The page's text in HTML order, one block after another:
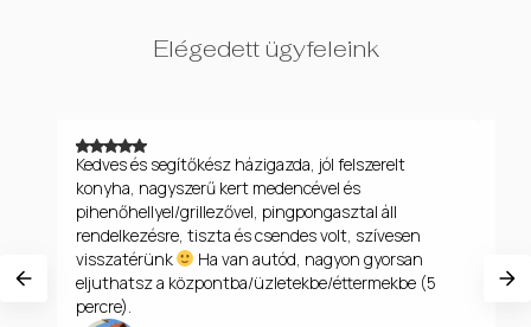
Elégedett ügyfeleink
Kedves és segítőkész házigazda, jól felszerelt
konyha, nagyszerű kert medencével és
pihenőhellyel/grillezővel, pingpongasztal áll
rendelkezésre, tiszta és csendes volt, szívesen
visszatérünk
Ha van autód, nagyon gyorsan
eljuthatsz a központba/üzletekbe/éttermekbe (5
percre).